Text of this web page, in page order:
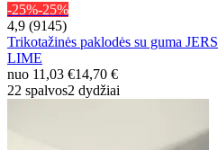
-25%-25%
4,9 (9145)
Trikotažinės paklodės su guma
LIME
nuo 11,03 €14,70 €
22 spalvos2 dydžiai